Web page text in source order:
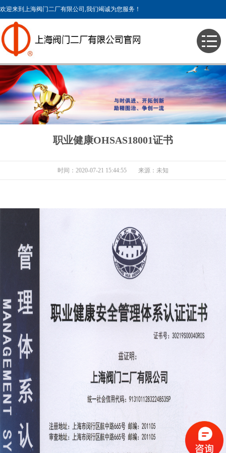
欢迎来到上海阀门二厂有限公司,我们竭诚为您服务！
> 荣誉资质 >
职业健康OHSAS18001证书
时间：2020-07-21 15:44:55 来源：未知